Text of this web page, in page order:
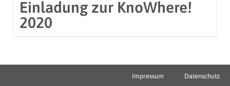
Einladung zur KnoWhere!
2020
Impressum Datenschutz